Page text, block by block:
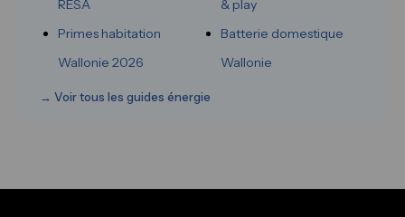
RESA
Primes habitation
Wallonie 2026
& play
Batterie domestique
Wallonie
→ Voir tous les guides énergie